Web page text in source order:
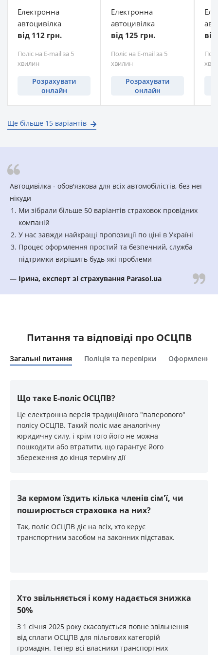
Ще більше 15 варіантів
Електронна
автоцивілка
від 112 грн.
Поліс на E-mail за 5
хвилин
Розрахувати
онлайн
Електронна
автоцивілка
від 125 грн.
Поліс на E-mail за 5
хвилин
Розрахувати
онлайн
Автоцивілка - обов'язкова для всіх автомобілістів, без неї
нікуди
Ми зібрали більше 50 варіантів страховок провідних
компаній
У нас завжди найкращі пропозиції по ціні в Україні
Процес оформлення простий та безпечний, служба
підтримки вирішить будь-які проблеми
— Ірина, експерт зі страхування Parasol.ua
Питання та відповіді про ОСЦПВ
Загальні питання Поліція та перевірки Оформлення
Що таке Е-поліс ОСЦПВ?
Це електронна версія традиційного "паперового"
полісу ОСЦПВ. Такий поліс має аналогічну
юридичну силу, і крім того його не можна
пошкодити або втратити, що гарантує його
збереження до кінця терміну дії
За кермом їздить кілька членів сім'ї, чи
поширюється страховка на них?
Так, поліс ОСЦПВ діє на всіх, хто керує
транспортним засобом на законних підставах.
Хто звільняється і кому надається знижка
50%
З 1 січня 2025 року скасовується повне звільнення
від сплати ОСЦПВ для пільгових категорій
громадян. Тепер всі власники транспортних